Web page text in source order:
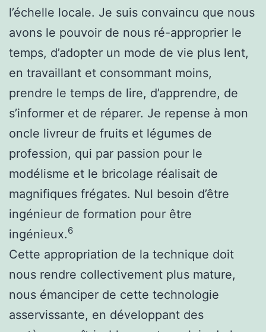
l’échelle locale. Je suis convaincu que nous
avons le pouvoir de nous ré-approprier le
temps, d’adopter un mode de vie plus lent,
en travaillant et consommant moins,
prendre le temps de lire, d’apprendre, de
s’informer et de réparer. Je repense à mon
oncle livreur de fruits et légumes de
profession, qui par passion pour le
modélisme et le bricolage réalisait de
magnifiques frégates. Nul besoin d’être
ingénieur de formation pour être
ingénieux.6
Cette appropriation de la technique doit
nous rendre collectivement plus mature,
nous émanciper de cette technologie
asservissante, en développant des